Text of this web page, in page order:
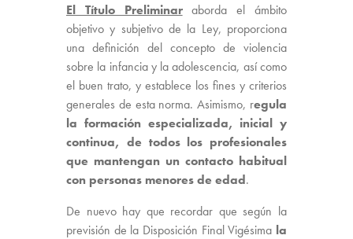
El Título Preliminaraborda el ámbito
objetivo y subjetivo de la Ley, proporciona
una definición del concepto de violencia
sobre la infancia y la adolescencia, así como
el buen trato, y establece los fines y criterios
generales de esta norma. Asimismo, regula
la formación especializada, inicial y
continua, de todos los profesionales
que mantengan un contacto habitual
con personas menores de edad.
De nuevo hay que recordar que según la
previsión de la Disposición Final Vigésima la